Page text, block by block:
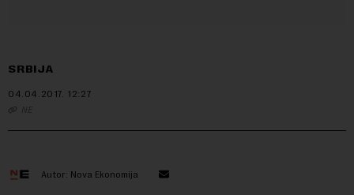
SRBIJA
04.04.2017. 12:27
NE
Autor: Nova Ekonomija